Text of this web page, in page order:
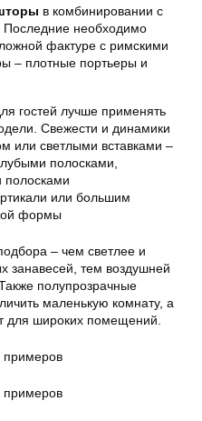
в комбинировании с
необходимо
фактуре с римскими
– плотные портьеры и
гостей лучше применять
. Свежести и динамики
или светлыми вставками –
полосками,
или большим
формы
– чем светлее и
занавесей, тем воздушней
полупрозрачные
маленькую комнату, а
для широких помещений.